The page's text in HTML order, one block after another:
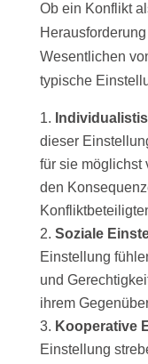
Ob ein Konflikt
Wesentlichen
typische
dieser
für sie möglichst
den
Soziale
Einstellung
und
ihrem
Kooperative
Einstellung